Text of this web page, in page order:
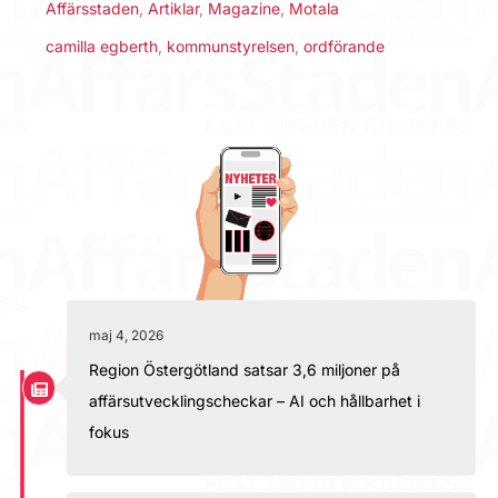
Affärsstaden, Artiklar, Magazine, Motala
camilla egberth kommunstyrelsen ordförande
maj 4, 2026
Region Östergötland satsar 3,6 miljoner på
affärsutvecklingscheckar – AI och hållbarhet i
fokus